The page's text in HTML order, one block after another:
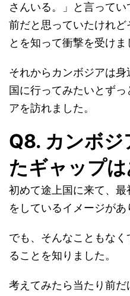
さんいる。」と言って
前だと思っていたけれど
とを知って衝撃を受けま
それからカンボジアは
国に行ってみたいとず
アを訪れました。
Q8. カンボジ
たギャップ
初めて途上国に来て、
をしているイメージがあ
でも、そんなこともな
ることを知りました。
考えてみたら当たり前